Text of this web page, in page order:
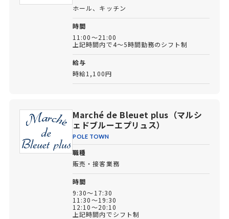
ホール、キッチン
時間
11:00～21:00
上記時間内で4～5時間勤務のシフト制
給与
時給1,100円
Marché de Bleuet plus（マルシ
ェドブルーエプリュス）
POLE TOWN
職種
販売・接客業務
時間
9:30～17:30
11:30～19:30
12:10～20:10
上記時間内でシフト制